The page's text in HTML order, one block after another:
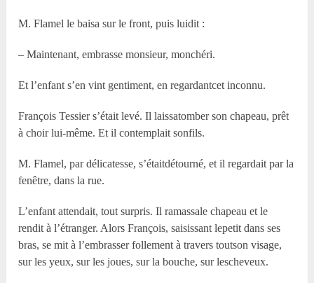
M. Flamel le baisa sur le front, puis luidit :
– Maintenant, embrasse monsieur, monchéri.
Et l’enfant s’en vint gentiment, en regardantcet inconnu.
François Tessier s’était levé. Il laissatomber son chapeau, prêt
à choir lui-même. Et il contemplait sonfils.
M. Flamel, par délicatesse, s’étaitdétourné, et il regardait par la
fenêtre, dans la rue.
L’enfant attendait, tout surpris. Il ramassale chapeau et le
rendit à l’étranger. Alors François, saisissant lepetit dans ses
bras, se mit à l’embrasser follement à travers toutson visage,
sur les yeux, sur les joues, sur la bouche, sur lescheveux.